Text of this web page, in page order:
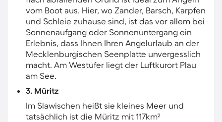
vom Boot aus. Hier, wo Zander, Barsch, Karpfen
und Schleie zuhause sind, ist das vor allem bei
Sonnenaufgang oder Sonnenuntergang ein
Erlebnis, dass Ihnen Ihren Angelurlaub an der
Mecklenburgischen Seenplatte unvergesslich
macht. Am Westufer liegt der Luftkurort Plau
am See.
3. Müritz
Im Slawischen heißt sie kleines Meer und
tatsächlich ist die Müritz mit 117km²